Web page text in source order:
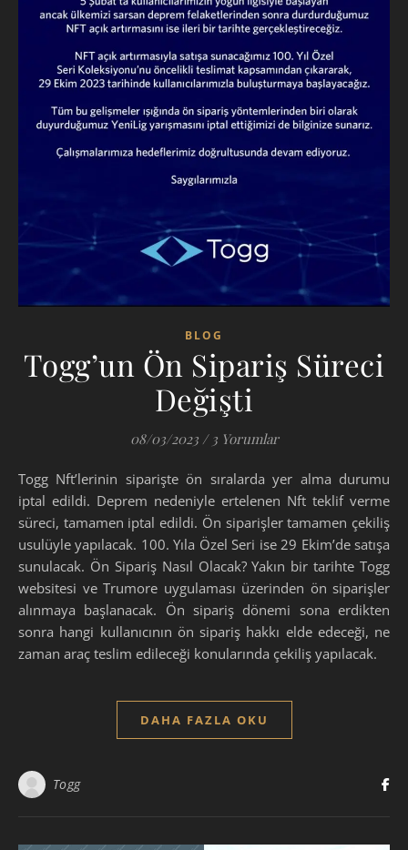
BLOG
Togg’un Ön Sipariş Süreci
Değişti
08/03/2023 / 3 Yorumlar
Togg Nft’lerinin siparişte ön sıralarda yer alma durumu
iptal edildi. Deprem nedeniyle ertelenen Nft teklif verme
süreci, tamamen iptal edildi. Ön siparişler tamamen çekiliş
usulüyle yapılacak. 100. Yıla Özel Seri ise 29 Ekim’de satışa
sunulacak. Ön Sipariş Nasıl Olacak? Yakın bir tarihte Togg
websitesi ve Trumore uygulaması üzerinden ön siparişler
alınmaya başlanacak. Ön sipariş dönemi sona erdikten
sonra hangi kullanıcının ön sipariş hakkı elde edeceği, ne
zaman araç teslim edileceği konularında çekiliş yapılacak.
DAHA FAZLA OKU
Togg